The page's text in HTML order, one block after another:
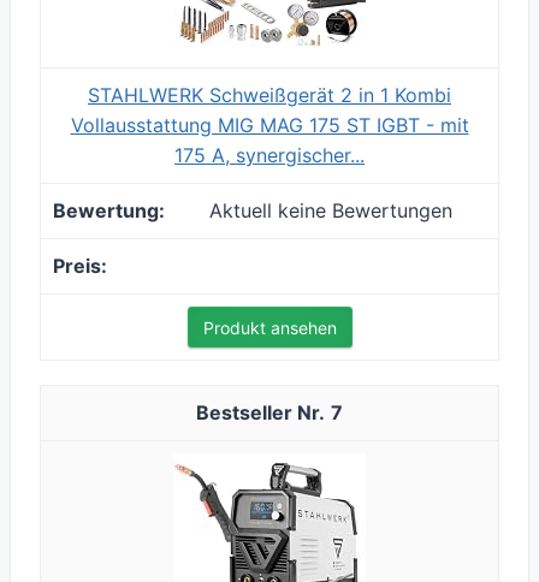
STAHLWERK Schweißgerät 2 in 1 Kombi
Vollausstattung MIG MAG 175 ST IGBT - mit
175 A, synergischer...
Aktuell keine Bewertungen
Produkt ansehen
7